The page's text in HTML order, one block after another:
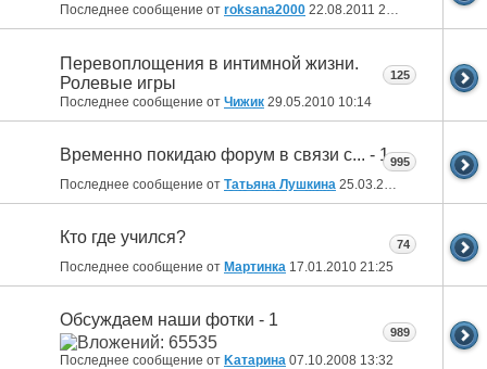
Последнее сообщение от roksana2000 22.08.2011 23:43
Перевоплощения в интимной жизни.
Ролевые игры
Последнее сообщение от Чижик 29.05.2010 10:14
125
Временно покидаю форум в связи с... - 1
Последнее сообщение от Татьяна Лушкина 25.03.2010
995
Кто где учился?
Последнее сообщение от Мартинка 17.01.2010 21:25
74
Обсуждаем наши фотки - 1
Последнее сообщение от Kатарина 07.10.2008 13:32
989